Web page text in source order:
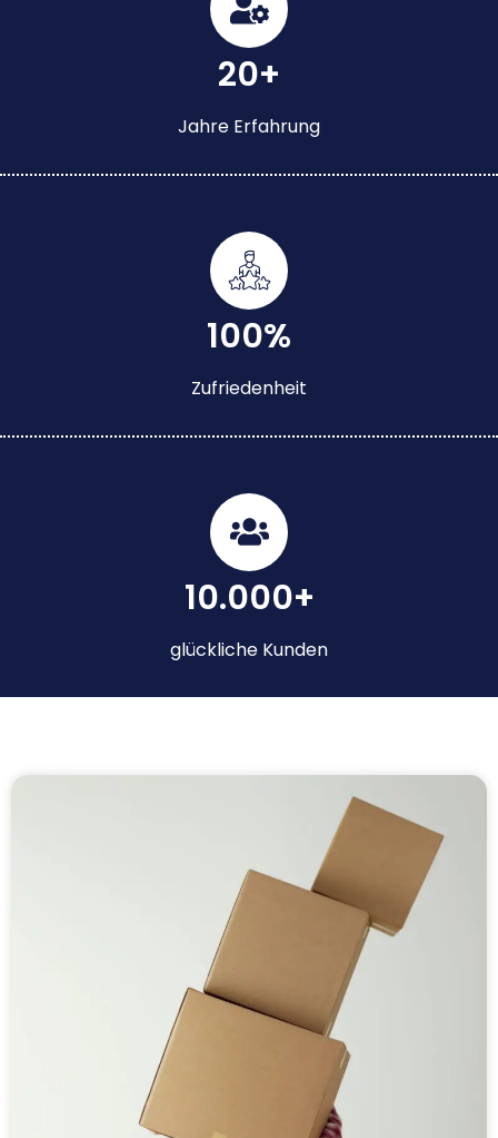
20+
Jahre Erfahrung
100%
Zufriedenheit
10.000+
glückliche Kunden